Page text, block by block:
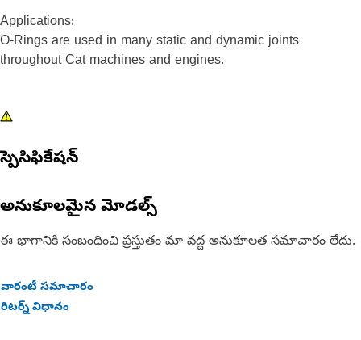
Applications:
O-Rings are used in many static and dynamic joints
throughout Cat machines and engines.
స్పెసిఫికేషన్
అనుకూలమైన మోడల్స్
ఈ భాగానికి సంబంధించి ప్రస్తుతం మా వద్ద అనుకూలత సమాచారం లేదు.
వారంటీ సమాచారం
రిటర్న్ విధానం